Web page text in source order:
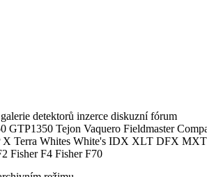
detektorů inzerce diskuzní fórum
Tejon Vaquero Fieldmaster
Terra Whites White's IDX XLT DFX MXT
Fisher F4 Fisher F70